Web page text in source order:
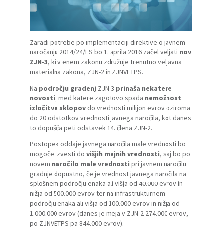
Zaradi potrebe po implementaciji direktive o javnem
naročanju 2014/24/ES bo 1. aprila 2016 začel veljati nov
ZJN-3, ki v enem zakonu združuje trenutno veljavna
materialna zakona, ZJN-2 in ZJNVETPS.
Na področju gradenj ZJN-3 prinaša nekatere
novosti, med katere zagotovo spada nemožnost
izločitve sklopovdo vrednosti milijon evrov oziroma
do 20 odstotkov vrednosti javnega naročila, kot danes
to dopušča peti odstavek 14. člena ZJN-2.
Postopek oddaje javnega naročila male vrednosti bo
mogoče izvesti do višjih mejnih vrednosti, saj bo po
novem naročilo male vrednosti pri javnem naročilu
gradnje dopustno, če je vrednost javnega naročila na
splošnem področju enaka ali višja od 40.000 evrov in
nižja od 500.000 evrov ter na infrastrukturnem
področju enaka ali višja od 100.000 evrov in nižja od
1.000.000 evrov (danes je meja v ZJN-2 274.000 evrov,
po ZJNVETPS pa 844.000 evrov).